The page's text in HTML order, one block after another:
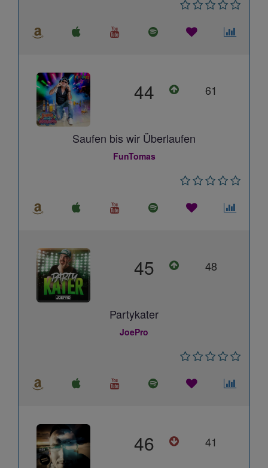
44 61
Saufen bis wir Überlaufen
FunTomas
45 48
Partykater
JoePro
46 41